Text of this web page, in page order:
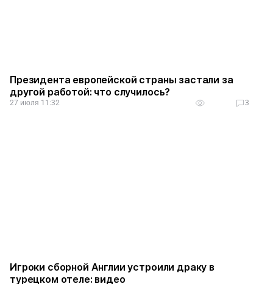
Президента европейской страны застали за
другой работой: что случилось?
27 июля 11:32 3
Игроки сборной Англии устроили драку в
турецком отеле: видео